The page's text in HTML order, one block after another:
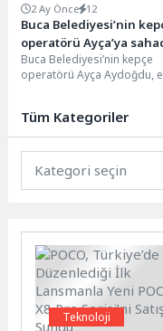
2 Ay Önce 12
Buca Belediyesi’nin
operatörü Ayça’ya
tam not
Buca Belediyesi’nin kepçe
operatörü Ayça Aydoğdu,
cesaret...
Tüm Kategoriler
Teknoloji